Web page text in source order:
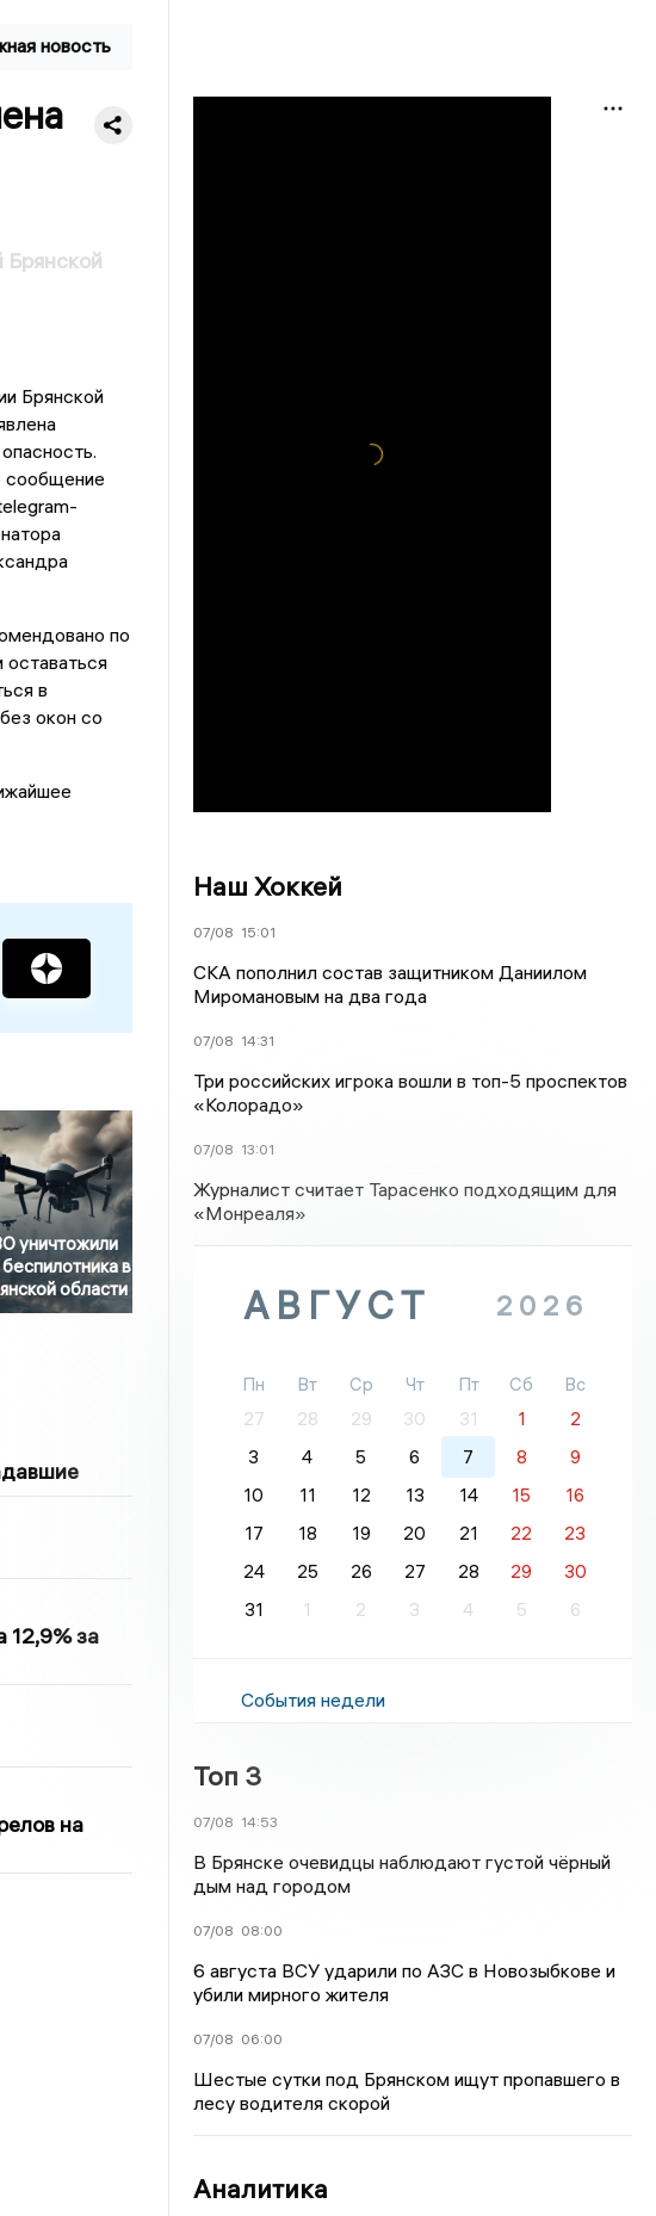
новость
Брянской
Брянской
сообщение
по
в
окон со
уничтожили
в
области
12,9% за
на
Наш Хоккей
07/08 15:01
СКА пополнил состав защитником Даниилом
Миромановым на два года
07/08 14:31
Три российских игрока вошли в топ-5 проспектов
«Колорадо»
07/08 13:01
Журналист считает Тарасенко подходящим для
«Монреаля»
АВГУСТ 2026
Пн Вт Ср Чт Пт Сб
Вс
27
28 29 30 31 1
2
3
4 5 6 7 8
9
10
11 12 13 14 15
16
17
18 19 20 21 22
23
24
25 26 27 28 29
30
31
1 2 3 4 5 6
События недели
Топ 3
07/08 14:53
В Брянске очевидцы наблюдают густой чёрный
дым над городом
07/08 08:00
6 августа ВСУ ударили по АЗС в Новозыбкове и
убили мирного жителя
07/08 06:00
Шестые сутки под Брянском ищут пропавшего в
лесу водителя скорой
Аналитика